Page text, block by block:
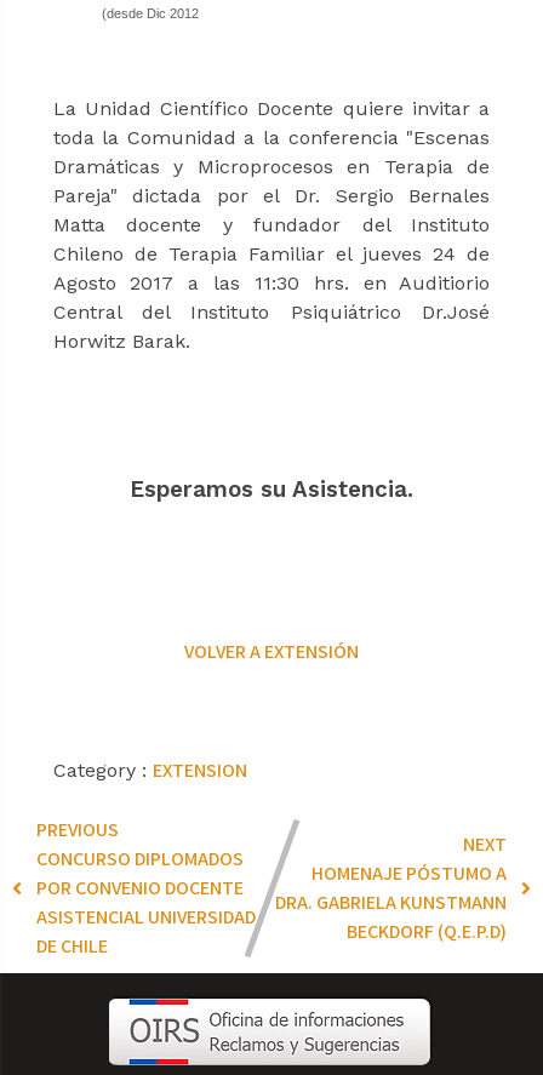
(desde Dic 2012
La Unidad Científico Docente quiere invitar a
toda la Comunidad a la conferencia "Escenas
Dramáticas y Microprocesos en Terapia de
Pareja" dictada por el Dr. Sergio Bernales
Matta docente y fundador del Instituto
Chileno de Terapia Familiar el jueves 24 de
Agosto 2017 a las 11:30 hrs. en Auditiorio
Central del Instituto Psiquiátrico Dr.José
Horwitz Barak.
Esperamos su Asistencia.
VOLVER A EXTENSIÓN
Category : EXTENSION
PREVIOUS
CONCURSO DIPLOMADOS
POR CONVENIO DOCENTE
ASISTENCIAL UNIVERSIDAD
DE CHILE
NEXT
HOMENAJE PÓSTUMO A
DRA. GABRIELA KUNSTMANN
BECKDORF (Q.E.P.D)